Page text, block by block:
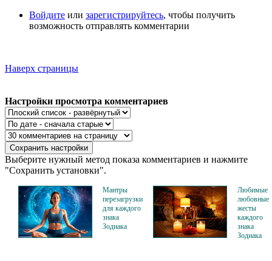
Войдите или зарегистрируйтесь, чтобы получить
возможность отправлять комментарии
Наверх страницы
Настройки просмотра комментариев
Выберите нужный метод показа комментариев и нажмите
"Сохранить установки".
Мантры
перезагрузки
для каждого
знака
Зодиака
Любимые
любовные
жесты
каждого
знака
Зодиака